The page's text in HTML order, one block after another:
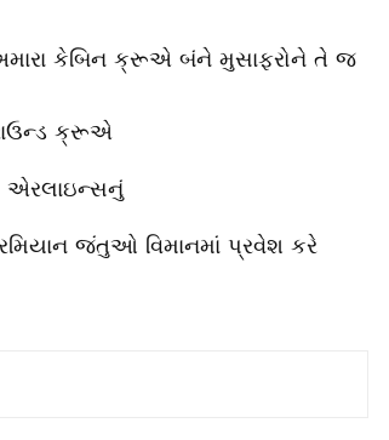
અમારા કેબિન ક્રૂએ બંને મુસાફરોને તે જ
ક્રૂએ
એરલાઇન્સનું
જંતુઓ વિમાનમાં પ્રવેશ કરે